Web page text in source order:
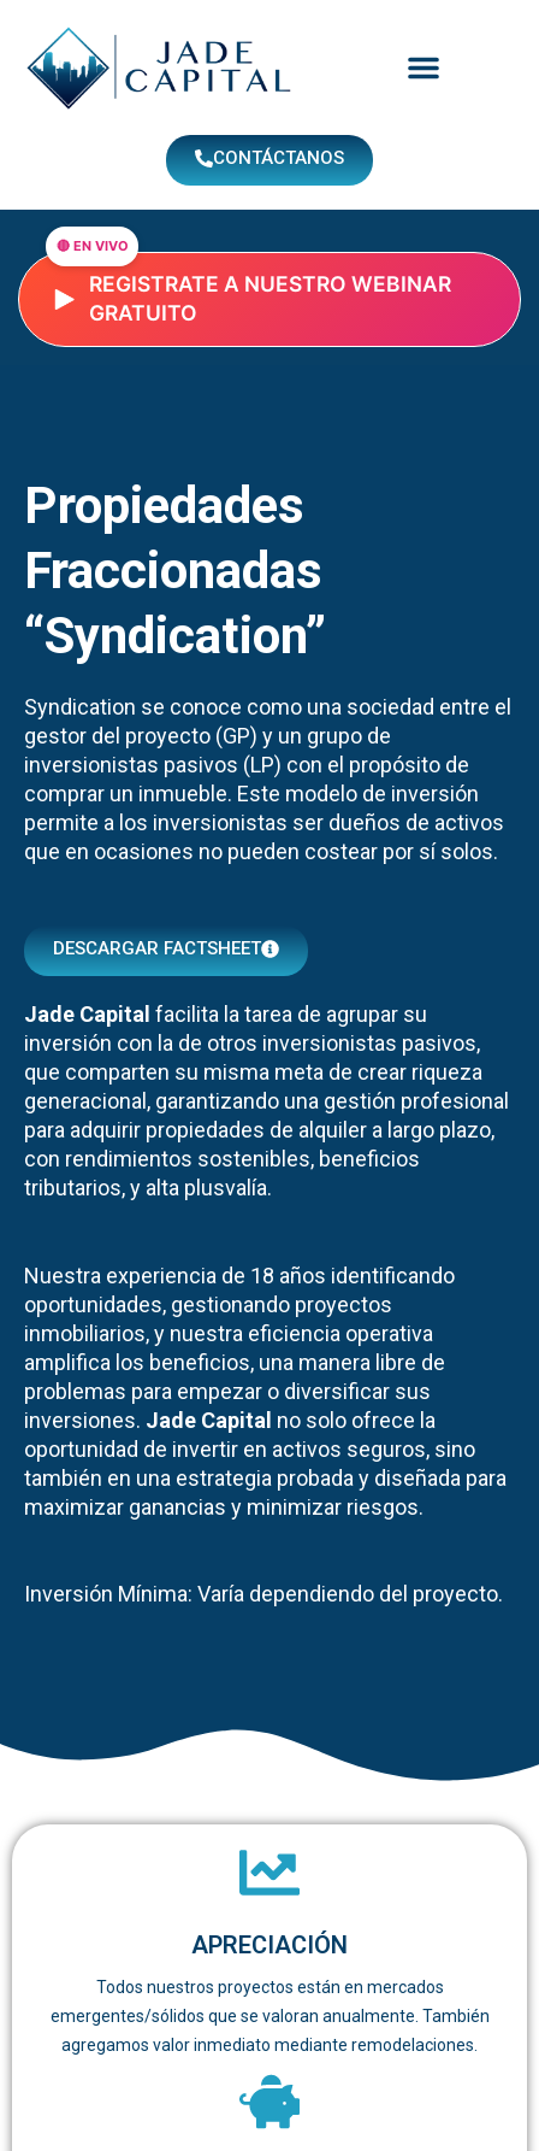
contenido
CONTÁCTANOS
REGISTRATE A NUESTRO WEBINAR
GRATUITO
Propiedades
Fraccionadas
“Syndication”
Syndication se conoce como una sociedad entre el
gestor del proyecto (GP) y un grupo de
inversionistas pasivos (LP) con el propósito de
comprar un inmueble. Este modelo de inversión
permite a los inversionistas ser dueños de activos
que en ocasiones no pueden costear por sí solos.
DESCARGAR FACTSHEET
Jade Capital facilita la tarea de agrupar su
inversión con la de otros inversionistas pasivos,
que comparten su misma meta de crear riqueza
generacional, garantizando una gestión profesional
para adquirir propiedades de alquiler a largo plazo,
con rendimientos sostenibles, beneficios
tributarios, y alta plusvalía.
Nuestra experiencia de 18 años identificando
oportunidades, gestionando proyectos
inmobiliarios, y nuestra eficiencia operativa
amplifica los beneficios, una manera libre de
problemas para empezar o diversificar sus
inversiones. Jade Capital no solo ofrece la
oportunidad de invertir en activos seguros, sino
también en una estrategia probada y diseñada para
maximizar ganancias y minimizar riesgos.
Inversión Mínima: Varía dependiendo del proyecto.
APRECIACIÓN
Todos nuestros proyectos están en mercados
emergentes/sólidos que se valoran anualmente. También
agregamos valor inmediato mediante remodelaciones.